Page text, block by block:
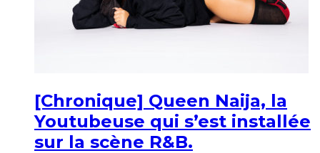
[Chronique] Queen Naija, la
Youtubeuse qui s’est installée
sur la scène R&B.